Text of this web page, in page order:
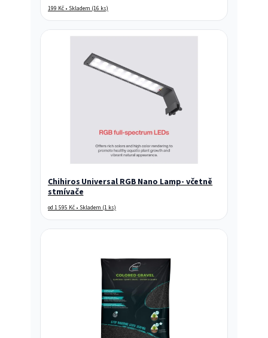
199 Kč • Skladem (16 ks)
Chihiros Universal RGB Nano Lamp- včetně
stmívače
od 1 595 Kč • Skladem (1 ks)